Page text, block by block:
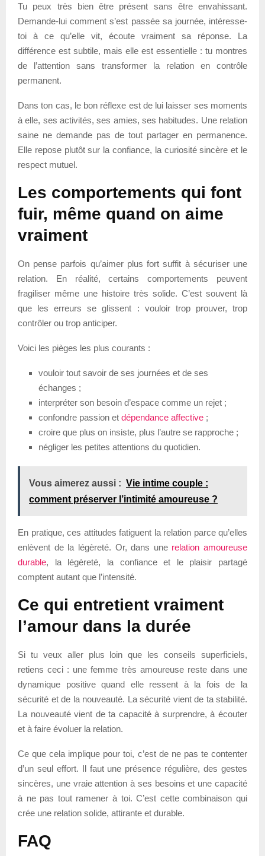
Tu peux très bien être présent sans être envahissant.
Demande-lui comment s’est passée sa journée, intéresse-
toi à ce qu’elle vit, écoute vraiment sa réponse. La
différence est subtile, mais elle est essentielle : tu montres
de l’attention sans transformer la relation en contrôle
permanent.
Dans ton cas, le bon réflexe est de lui laisser ses moments
à elle, ses activités, ses amies, ses habitudes. Une relation
saine ne demande pas de tout partager en permanence.
Elle repose plutôt sur la confiance, la curiosité sincère et le
respect mutuel.
Les comportements qui font
fuir, même quand on aime
vraiment
On pense parfois qu’aimer plus fort suffit à sécuriser une
relation. En réalité, certains comportements peuvent
fragiliser même une histoire très solide. C’est souvent là
que les erreurs se glissent : vouloir trop prouver, trop
contrôler ou trop anticiper.
Voici les pièges les plus courants :
vouloir tout savoir de ses journées et de ses
échanges ;
interpréter son besoin d’espace comme un rejet ;
confondre passion et dépendance affective ;
croire que plus on insiste, plus l’autre se rapproche ;
négliger les petites attentions du quotidien.
Vous aimerez aussi : Vie intime couple :
comment préserver l’intimité amoureuse ?
En pratique, ces attitudes fatiguent la relation parce qu’elles
enlèvent de la légèreté. Or, dans une relation amoureuse
durable, la légèreté, la confiance et le plaisir partagé
comptent autant que l’intensité.
Ce qui entretient vraiment
l’amour dans la durée
Si tu veux aller plus loin que les conseils superficiels,
retiens ceci : une femme très amoureuse reste dans une
dynamique positive quand elle ressent à la fois de la
sécurité et de la nouveauté. La sécurité vient de ta stabilité.
La nouveauté vient de ta capacité à surprendre, à écouter
et à faire évoluer la relation.
Ce que cela implique pour toi, c’est de ne pas te contenter
d’un seul effort. Il faut une présence régulière, des gestes
sincères, une vraie attention à ses besoins et une capacité
à ne pas tout ramener à toi. C’est cette combinaison qui
crée une relation solide, attirante et durable.
FAQ